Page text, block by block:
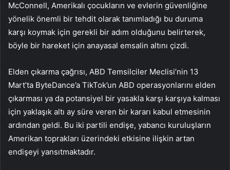
McConnell, Amerikalı çocukların ve evlerin güvenliğine
yönelik önemli bir tehdit olarak tanımladığı bu duruma
karşı koymak için gerekli bir adım olduğunu belirterek,
böyle bir hareket için anayasal emsalin altını çizdi.
Elden çıkarma çağrısı, ABD Temsilciler Meclisi’nin 13
Mart’ta ByteDance’a TikTok’un ABD operasyonlarını elden
çıkarması ya da potansiyel bir yasakla karşı karşıya kalması
için yaklaşık altı ay süre veren bir kararı kabul etmesinin
ardından geldi. Bu iki partili endişe, yabancı kuruluşların
Amerikan toprakları üzerindeki etkisine ilişkin artan
endişeyi yansıtmaktadır.